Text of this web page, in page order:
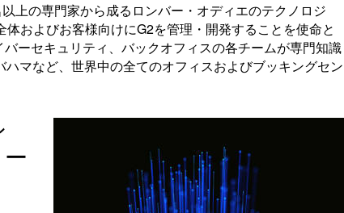
上の専門家から成るロンバー・オディエのテクノロジ
およびお客様向けにG2を管理・開発することを使命と
ーセキュリティ、バックオフィスの各チームが専門知識
マなど、世界中の全てのオフィスおよびブッキングセン